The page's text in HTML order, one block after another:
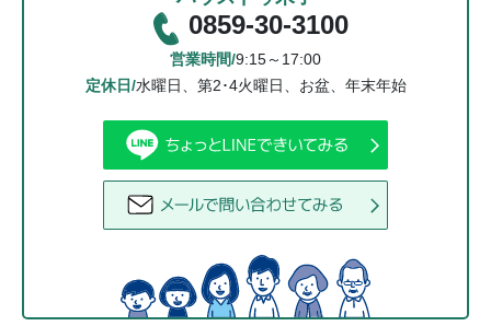
0859-30-3100
営業時間/9:15～17:00
定休日/水曜日、第2･4火曜日、お盆、年末年始